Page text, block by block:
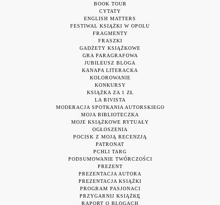
BOOK TOUR
CYTATY
ENGLISH MATTERS
FESTIWAL KSIĄŻKI W OPOLU
FRAGMENTY
FRASZKI
GADŻETY KSIĄŻKOWE
GRA PARAGRAFOWA
JUBILEUSZ BLOGA
KANAPA LITERACKA
KOLOROWANIE
KONKURSY
KSIĄŻKA ZA 1 ZŁ
LA RIVISTA
MODERACJA SPOTKANIA AUTORSKIEGO
MOJA BIBLIOTECZKA
MOJE KSIĄŻKOWE RYTUAŁY
OGŁOSZENIA
POCISK Z MOJĄ RECENZJĄ
PATRONAT
PCHLI TARG
PODSUMOWANIE TWÓRCZOŚCI
PREZENT
PREZENTACJA AUTORA
PREZENTACJA KSIĄŻKI
PROGRAM PASJONACI
PRZYGARNIJ KSIĄŻKĘ
RAPORT O BLOGACH